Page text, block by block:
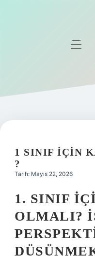
Gizlilik
Hakkımızda
1 SINIF IÇIN
?
Tarih: Mayıs 22, 2026
1. SINIF
OLMALI?